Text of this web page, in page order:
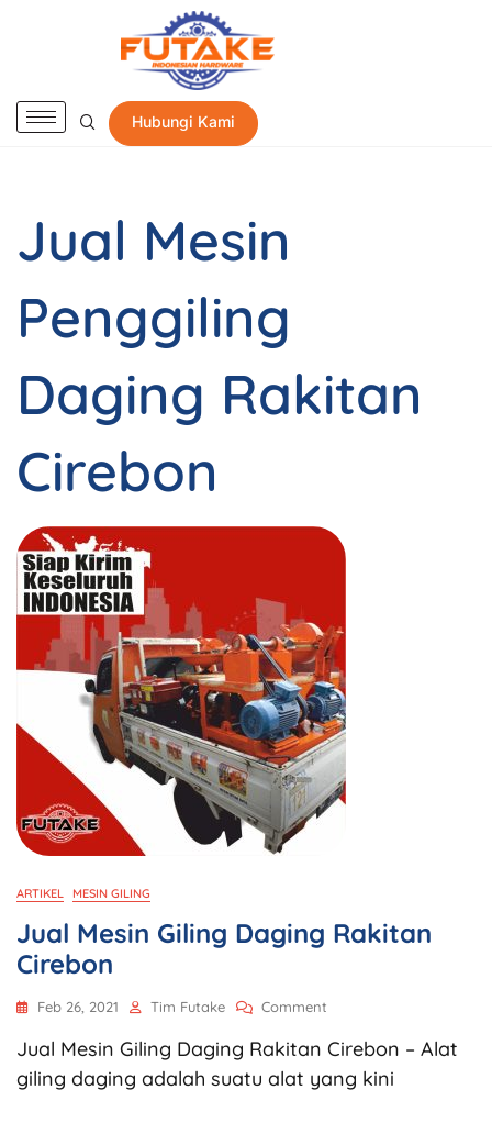
Hubungi Kami
Jual Mesin
Penggiling
Daging Rakitan
Cirebon
ARTIKEL MESIN GILING
Jual Mesin Giling Daging Rakitan
Cirebon
Feb 26, 2021 Tim Futake Comment
Jual Mesin Giling Daging Rakitan Cirebon – Alat
giling daging adalah suatu alat yang kini